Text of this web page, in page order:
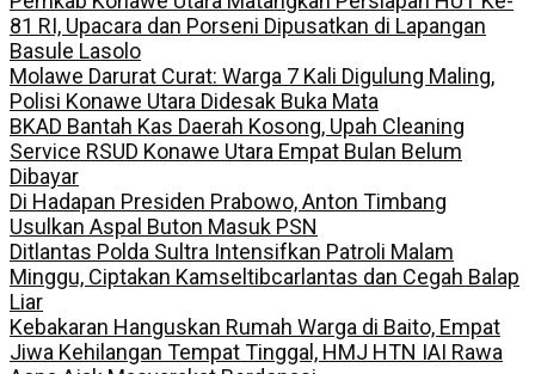
81 RI, Upacara dan Porseni Dipusatkan di Lapangan
Basule Lasolo
Molawe Darurat Curat: Warga 7 Kali Digulung Maling,
Polisi Konawe Utara Didesak Buka Mata
BKAD Bantah Kas Daerah Kosong, Upah Cleaning
Service RSUD Konawe Utara Empat Bulan Belum
Dibayar
Di Hadapan Presiden Prabowo, Anton Timbang
Usulkan Aspal Buton Masuk PSN
Ditlantas Polda Sultra Intensifkan Patroli Malam
Minggu, Ciptakan Kamseltibcarlantas dan Cegah Balap
Liar
Kebakaran Hanguskan Rumah Warga di Baito, Empat
Jiwa Kehilangan Tempat Tinggal, HMJ HTN IAI Rawa